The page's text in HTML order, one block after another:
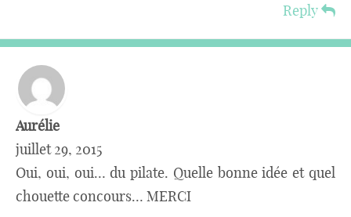
Reply
Aurélie
juillet 29, 2015
Oui, oui, oui… du pilate. Quelle bonne idée et quel
chouette concours… MERCI